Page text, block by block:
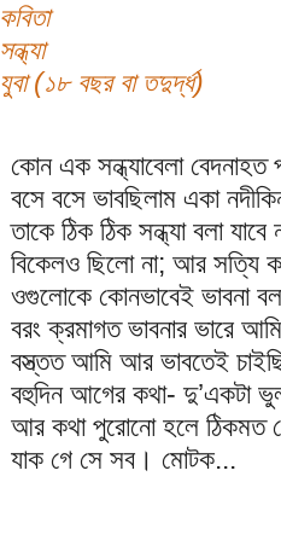
কবিতা
সন্ধ্যা
যুবা (১৮ বছর বা তদুর্দ্ধ)
কোন এক সন্ধ্যাবেলা বেদনাহত
বসে বসে ভাবছিলাম একা
তাকে ঠিক ঠিক সন্ধ্যা বলা যাবে
বিকেলও ছিলো না; আর সত্যি
ওগুলোকে কোনভাবেই ভাবনা
বরং ক্রমাগত ভাবনার ভারে
বস্ত্তত আমি আর ভাবতেই
বহুদিন আগের কথা- দু’একটা
আর কথা পুরোনো হলে ঠিকমত
যাক গে সে সব। মোটক...